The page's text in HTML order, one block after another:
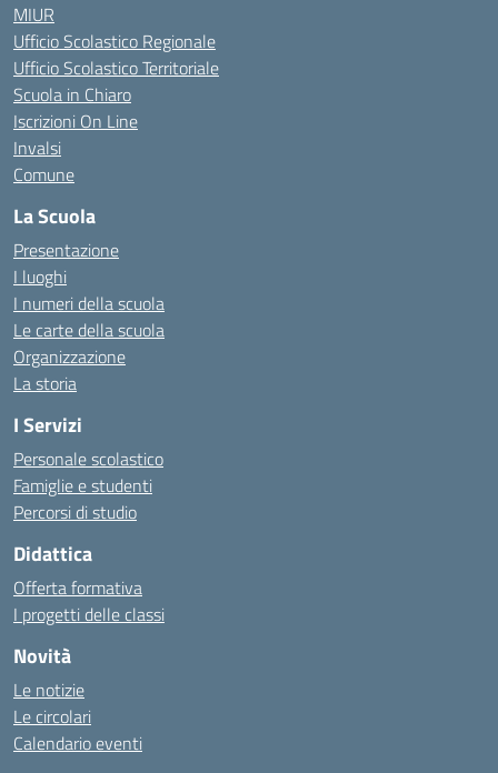
MIUR
Ufficio Scolastico Regionale
Ufficio Scolastico Territoriale
Scuola in Chiaro
Iscrizioni On Line
Invalsi
Comune
La Scuola
Presentazione
I luoghi
I numeri della scuola
Le carte della scuola
Organizzazione
La storia
I Servizi
Personale scolastico
Famiglie e studenti
Percorsi di studio
Didattica
Offerta formativa
I progetti delle classi
Novità
Le notizie
Le circolari
Calendario eventi